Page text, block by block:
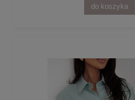
do koszyka